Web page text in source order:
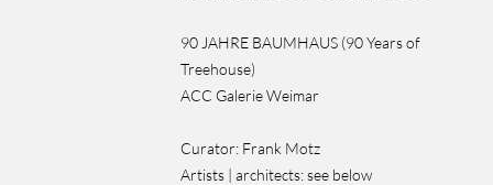
90 JAHRE BAUMHAUS (90 Years of
Treehouse)
ACC Galerie Weimar
Curator: Frank Motz
Artists | architects:see below